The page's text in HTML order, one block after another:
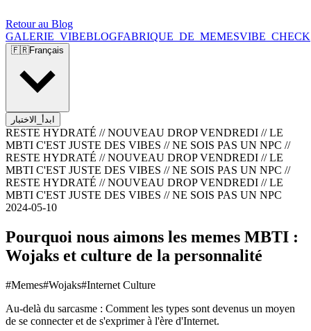
Retour au Blog
GALERIE_VIBEBLOGFABRIQUE_DE_MEMESVIBE_CHECK
🇫🇷Français
ابدأ_الاختبار
RESTE HYDRATÉ // NOUVEAU DROP VENDREDI // LE
MBTI C'EST JUSTE DES VIBES // NE SOIS PAS UN NPC //
RESTE HYDRATÉ // NOUVEAU DROP VENDREDI // LE
MBTI C'EST JUSTE DES VIBES // NE SOIS PAS UN NPC //
RESTE HYDRATÉ // NOUVEAU DROP VENDREDI // LE
MBTI C'EST JUSTE DES VIBES // NE SOIS PAS UN NPC
2024-05-10
Pourquoi nous aimons les memes MBTI :
Wojaks et culture de la personnalité
#Memes#Wojaks#Internet Culture
Au-delà du sarcasme : Comment les types sont devenus un moyen
de se connecter et de s'exprimer à l'ère d'Internet.